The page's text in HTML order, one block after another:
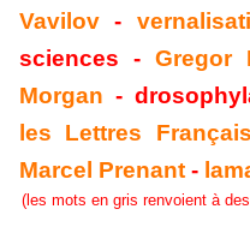
Vavilov -
sciences - Gregor
Morgan -
les Lettres
Marcel Prenant -
(les mots en gris renvoient à